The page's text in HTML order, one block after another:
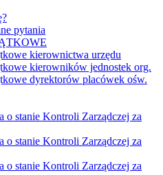
pytania
kierownictwa urzędu
kierowników jednostek org.
dyrektorów placówek ośw.
o stanie Kontroli Zarządczej za
o stanie Kontroli Zarządczej za
o stanie Kontroli Zarządczej za